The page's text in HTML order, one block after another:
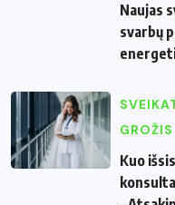
Naujas
svarbų
GROŽIS
Kuo